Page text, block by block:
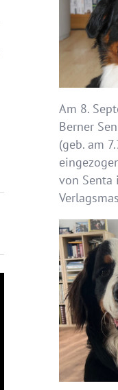
Am 8.
Berner
(geb. am
von Senta